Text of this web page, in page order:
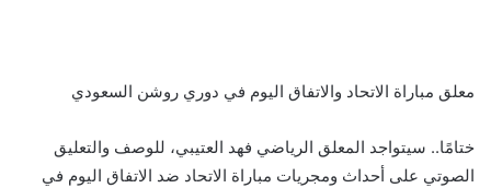
معلق مباراة الاتحاد والاتفاق اليوم في دوري روشن السعودي
ختامًا.. سيتواجد المعلق الرياضي فهد العتيبي، للوصف والتعليق
الصوتي على أحداث ومجريات مباراة الاتحاد ضد الاتفاق اليوم في